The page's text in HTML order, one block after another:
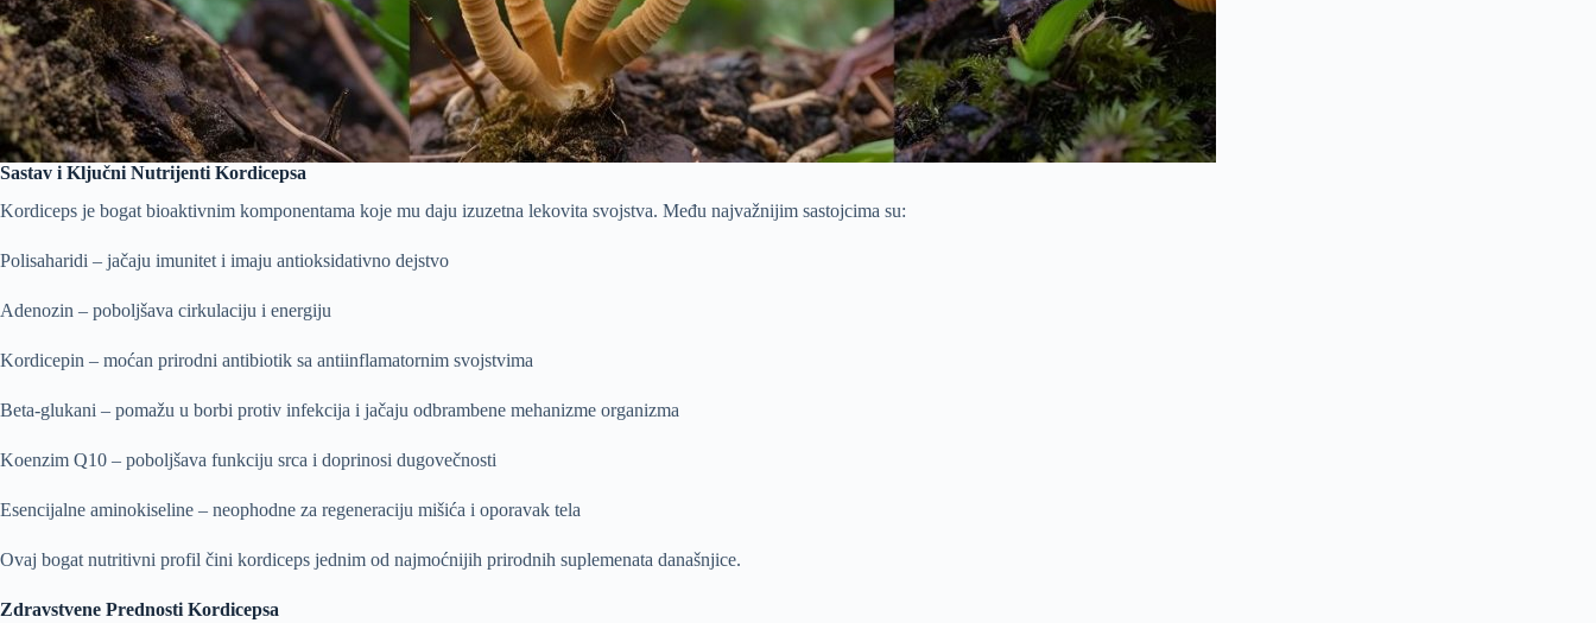
Sastav i Ključni Nutrijenti Kordicepsa
Kordiceps je bogat bioaktivnim komponentama koje mu daju izuzetna lekovita svojstva. Među najvažnijim sastojcima su:
Polisaharidi – jačaju imunitet i imaju antioksidativno dejstvo
Adenozin – poboljšava cirkulaciju i energiju
Kordicepin – moćan prirodni antibiotik sa antiinflamatornim svojstvima
Beta-glukani – pomažu u borbi protiv infekcija i jačaju odbrambene mehanizme organizma
Koenzim Q10 – poboljšava funkciju srca i doprinosi dugovečnosti
Esencijalne aminokiseline – neophodne za regeneraciju mišića i oporavak tela
Ovaj bogat nutritivni profil čini kordiceps jednim od najmoćnijih prirodnih suplemenata današnjice.
Zdravstvene Prednosti Kordicepsa